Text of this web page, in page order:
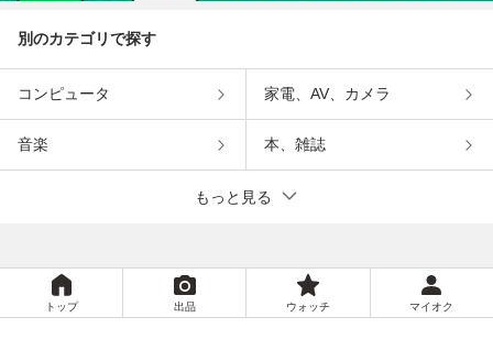
別のカテゴリで探す
コンピュータ 家電、AV、カメラ
音楽 本、雑誌
もっと見る
トップ 出品 ウォッチ マイオク